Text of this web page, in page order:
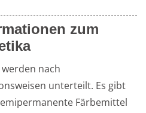
zum
nach
unterteilt. Es gibt
Färbemittel